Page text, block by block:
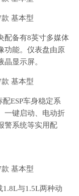
备有8英寸多媒体
功能。仪表盘由原
显示屏。
ESP车身稳定系
一键启动、电动折
警系统等实用配
与1.5L两种动